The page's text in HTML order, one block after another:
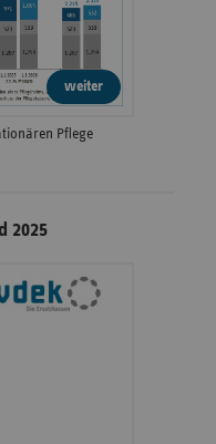
weiter
Pflege
2025